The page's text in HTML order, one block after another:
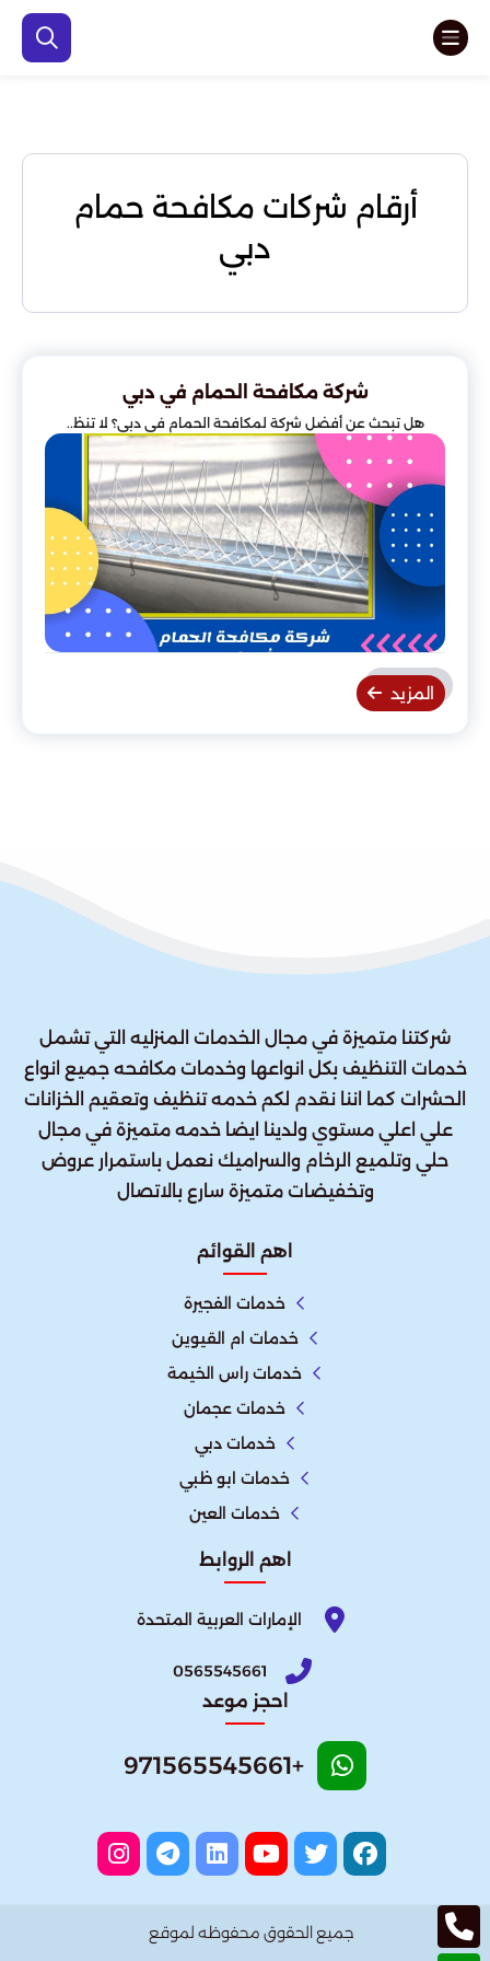
أرقام شركات مكافحة حمام
دبي
شركة مكافحة الحمام في دبي
هل تبحث عن أفضل شركة لمكافحة الحمام في دبي؟ لا تنظ..
المزيد
شركتنا متميزة في مجال الخدمات المنزليه التي تشمل
خدمات التنظيف بكل انواعها وخدمات مكافحه جميع انواع
الحشرات كما اننا نقدم لكم خدمه تنظيف وتعقيم الخزانات
علي اعلي مستوي ولدينا ايضا خدمه متميزة في مجال
حلي وتلميع الرخام والسراميك نعمل باستمرار عروض
وتخفيضات متميزة سارع بالاتصال
اهم القوائم
خدمات الفجيرة
خدمات ام القيوين
خدمات راس الخيمة
خدمات عجمان
خدمات دبي
خدمات ابو ظبي
خدمات العين
اهم الروابط
الإمارات العربية المتحدة​
0565545661
احجز موعد
+971565545661
جميع الحقوق محفوظه لموقع